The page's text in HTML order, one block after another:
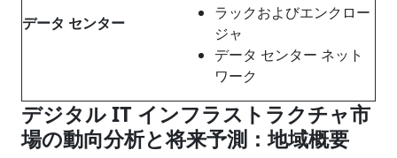
データ センター
ラックおよびエンクロー
ジャ
データ センター ネット
ワーク
デジタルIT インフラストラクチャ市
場の動向分析と将来予測：地域概要